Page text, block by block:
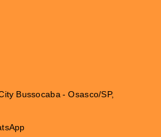
Bussocaba - Osasco/SP,